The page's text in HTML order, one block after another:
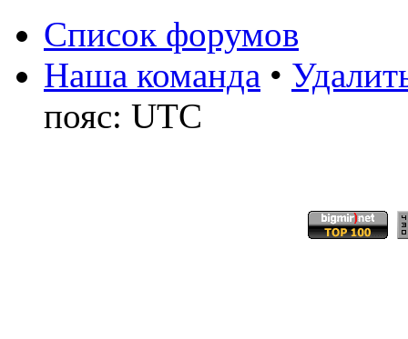
Список форумов
Наша команда •
пояс: UTC